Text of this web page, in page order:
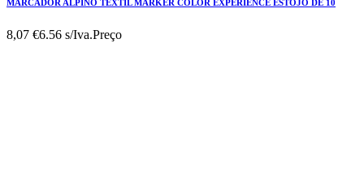
MARCADOR ALPINO TEXTIL MARKER COLOR EXPERIENCE ESTOJO DE 10
8,07 €6.56 s/Iva.Preço